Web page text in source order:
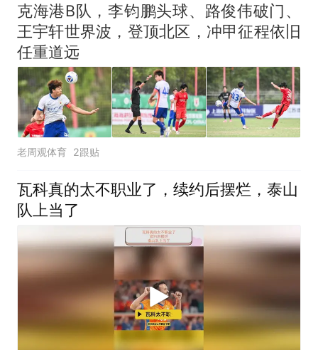
克海港B队，李钧鹏头球、路俊伟破门、
王宇轩世界波，登顶北区，冲甲征程依旧
任重道远
老周观体育 2跟贴
瓦科真的太不职业了，续约后摆烂，泰山
队上当了